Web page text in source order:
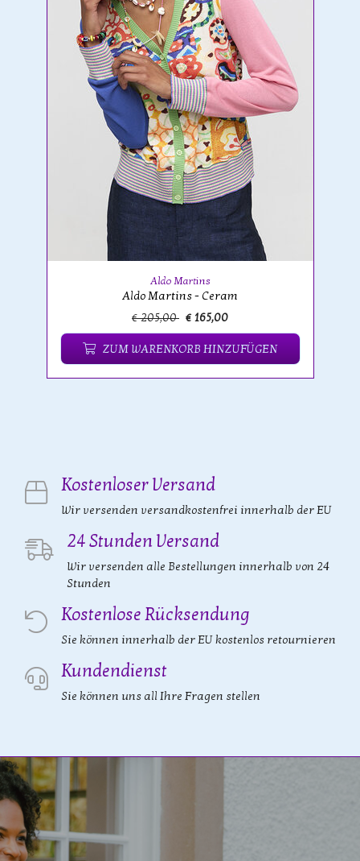
Aldo Martins
Aldo Martins - Ceram
€ 205,00 € 165,00
ZUM WARENKORB HINZUFÜGEN
Kostenloser Versand
Wir versenden versandkostenfrei innerhalb der EU
24 Stunden Versand
Wir versenden alle Bestellungen innerhalb von 24
Stunden
Kostenlose Rücksendung
Sie können innerhalb der EU kostenlos retournieren
Kundendienst
Sie können uns all Ihre Fragen stellen